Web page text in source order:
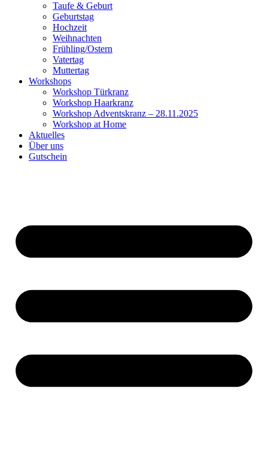
Taufe & Geburt
Geburtstag
Hochzeit
Weihnachten
Frühling/Ostern
Vatertag
Muttertag
Workshops
Workshop Türkranz
Workshop Haarkranz
Workshop Adventskranz – 28.11.2025
Workshop at Home
Aktuelles
Über uns
Gutschein